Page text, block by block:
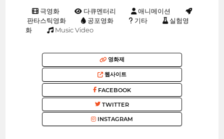
극영화 다큐멘터리
애니메이션
판타스틱영화
공포영화 기타
실험영
화
Music Video
영화제
웹사이트
FACEBOOK
TWITTER
INSTAGRAM